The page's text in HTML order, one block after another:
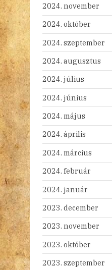
2024. november
2024. október
2024. szeptember
2024. augusztus
2024. július
2024. június
2024. május
2024. április
2024. március
2024. február
2024. január
2023. december
2023. november
2023. október
2023. szeptember